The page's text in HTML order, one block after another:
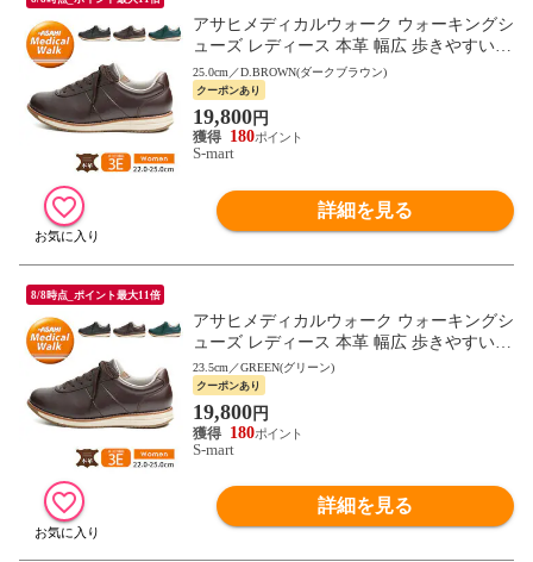
アサヒメディカルウォーク ウォーキングシ
ューズ レディース 本革 幅広 歩きやすい
母の日 敬老の日 ギフト 黒 ブラック ブラ
ウン L037
25.0cm／D.BROWN(ダークブラウン)
クーポンあり
19,800円
180
S-mart
詳細を見る
8/8時点_ポイント最大11倍
アサヒメディカルウォーク ウォーキングシ
ューズ レディース 本革 幅広 歩きやすい
母の日 敬老の日 ギフト 黒 ブラック ブラ
ウン L037
23.5cm／GREEN(グリーン)
クーポンあり
19,800円
180
S-mart
詳細を見る